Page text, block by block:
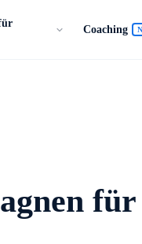
Coaching
für